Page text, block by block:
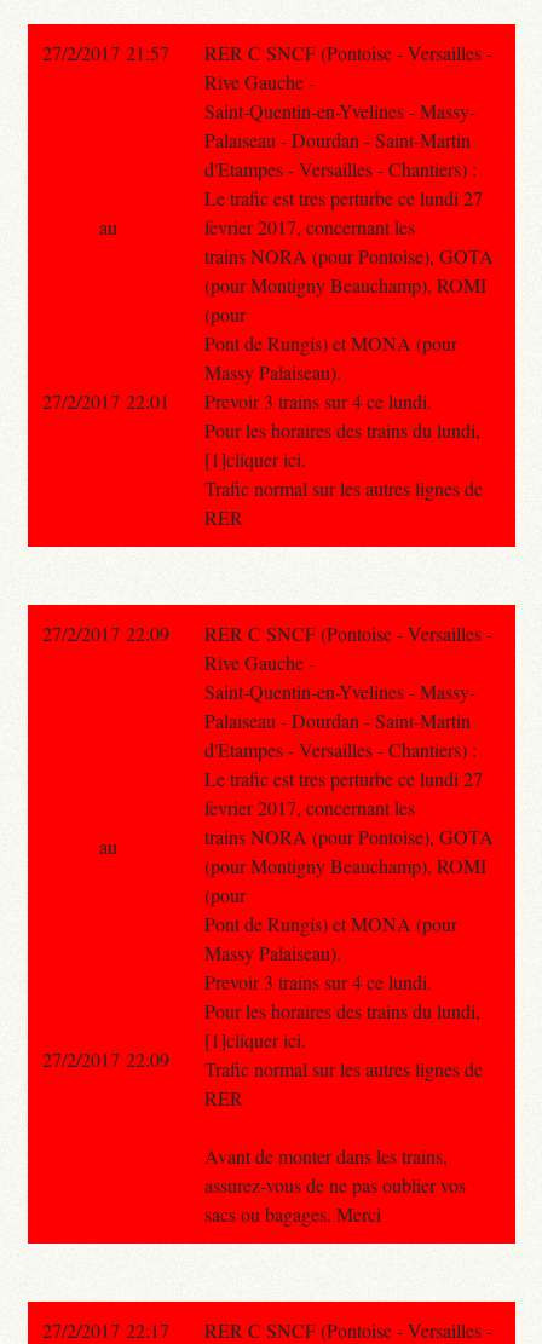
27/2/2017 21:57
RER C SNCF (Pontoise - Versailles -
Rive Gauche -
Saint-Quentin-en-Yvelines - Massy-
Palaiseau - Dourdan - Saint-Martin
d'Etampes - Versailles - Chantiers) :
Le trafic est tres perturbe ce lundi 27
fevrier 2017, concernant les
trains NORA (pour Pontoise), GOTA
(pour Montigny Beauchamp), ROMI
(pour
Pont de Rungis) et MONA (pour
Massy Palaiseau).
Prevoir 3 trains sur 4 ce lundi.
Pour les horaires des trains du lundi,
[1]cliquer ici.
Trafic normal sur les autres lignes de
RER
au
27/2/2017 22:01
27/2/2017 22:09
RER C SNCF (Pontoise - Versailles -
Rive Gauche -
Saint-Quentin-en-Yvelines - Massy-
Palaiseau - Dourdan - Saint-Martin
d'Etampes - Versailles - Chantiers) :
Le trafic est tres perturbe ce lundi 27
fevrier 2017, concernant les
trains NORA (pour Pontoise), GOTA
(pour Montigny Beauchamp), ROMI
(pour
Pont de Rungis) et MONA (pour
Massy Palaiseau).
Prevoir 3 trains sur 4 ce lundi.
Pour les horaires des trains du lundi,
[1]cliquer ici.
Trafic normal sur les autres lignes de
RER
Avant de monter dans les trains,
assurez-vous de ne pas oublier vos
sacs ou bagages. Merci
au
27/2/2017 22:09
27/2/2017 22:17
RER C SNCF (Pontoise - Versailles -